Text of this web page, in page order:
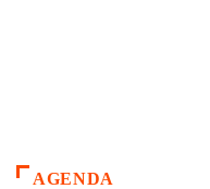
AGENDA